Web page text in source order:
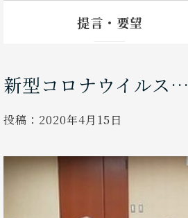
提言・要望
新型コロナウイルス…
投稿： 2020年4月15日